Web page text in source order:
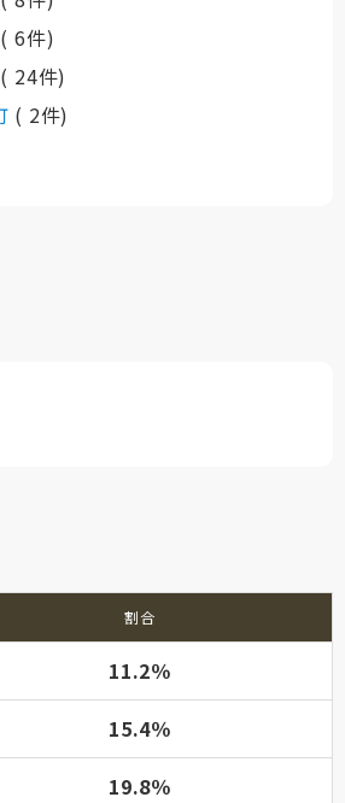
( 6件)
( 24件)
( 2件)
割合
11.2％
15.4％
19.8％